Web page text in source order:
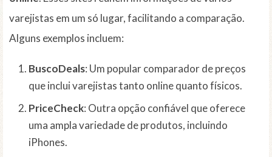
varejistas em um só lugar, facilitando a comparação.
Alguns exemplos incluem:
BuscoDeals: Um popular comparador de preços
que inclui varejistas tanto online quanto físicos.
PriceCheck: Outra opção confiável que oferece
uma ampla variedade de produtos, incluindo
iPhones.